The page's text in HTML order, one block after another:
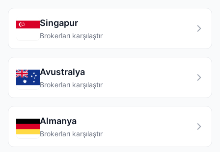
Singapur
Brokerları karşılaştır
Avustralya
Brokerları karşılaştır
Almanya
Brokerları karşılaştır